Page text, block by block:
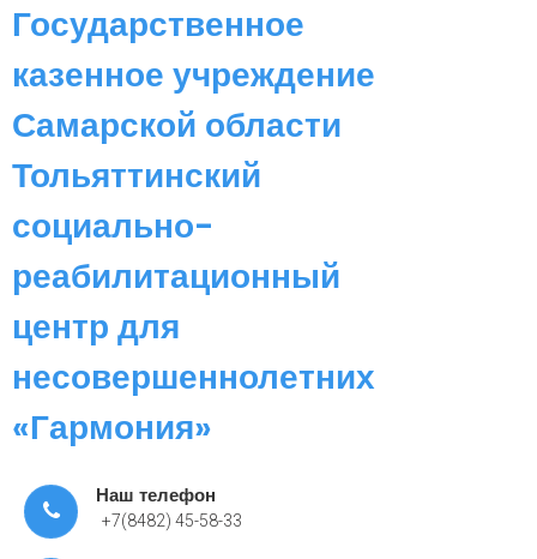
Государственное
казенное учреждение
Самарской области
Тольяттинский
социально-
реабилитационный
центр для
несовершеннолетних
«Гармония»
Наш телефон
+7(8482) 45-58-33